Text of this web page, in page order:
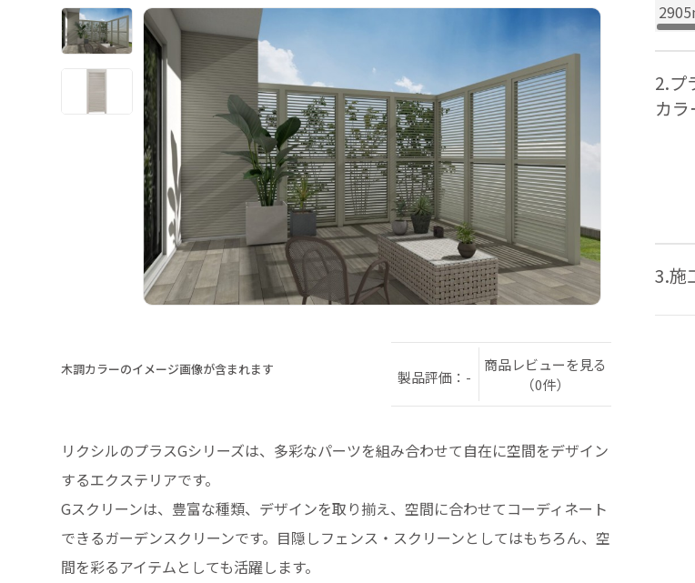
木調カラーのイメージ画像が含まれます 製品評価：-
商品レビューを見る
（0件）
リクシルのプラスGシリーズは、多彩なパーツを組み合わせて自在に空間をデザイン
するエクステリアです。
Gスクリーンは、豊富な種類、デザインを取り揃え、空間に合わせてコーディネート
できるガーデンスクリーンです。目隠しフェンス・スクリーンとしてはもちろん、空
間を彩るアイテムとしても活躍します。
2.プ
カ
3.施